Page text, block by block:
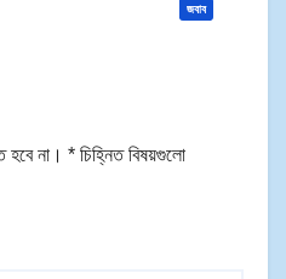
জবাব
হবে না। * চিহ্নিত বিষয়গুলো